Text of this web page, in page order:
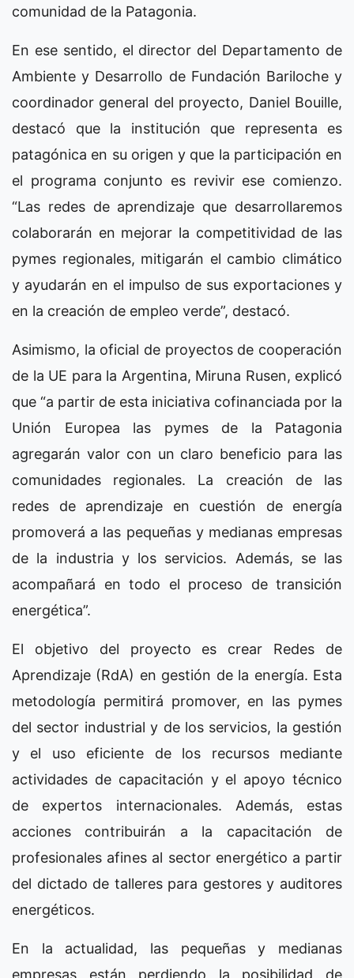
comunidad de la Patagonia.
En ese sentido, el director del Departamento de
Ambiente y Desarrollo de Fundación Bariloche y
coordinador general del proyecto, Daniel Bouille,
destacó que la institución que representa es
patagónica en su origen y que la participación en
el programa conjunto es revivir ese comienzo.
“Las redes de aprendizaje que desarrollaremos
colaborarán en mejorar la competitividad de las
pymes regionales, mitigarán el cambio climático
y ayudarán en el impulso de sus exportaciones y
en la creación de empleo verde”, destacó.
Asimismo, la oficial de proyectos de cooperación
de la UE para la Argentina, Miruna Rusen, explicó
que “a partir de esta iniciativa cofinanciada por la
Unión Europea las pymes de la Patagonia
agregarán valor con un claro beneficio para las
comunidades regionales. La creación de las
redes de aprendizaje en cuestión de energía
promoverá a las pequeñas y medianas empresas
de la industria y los servicios. Además, se las
acompañará en todo el proceso de transición
energética”.
El objetivo del proyecto es crear Redes de
Aprendizaje (RdA) en gestión de la energía. Esta
metodología permitirá promover, en las pymes
del sector industrial y de los servicios, la gestión
y el uso eficiente de los recursos mediante
actividades de capacitación y el apoyo técnico
de expertos internacionales. Además, estas
acciones contribuirán a la capacitación de
profesionales afines al sector energético a partir
del dictado de talleres para gestores y auditores
energéticos.
En la actualidad, las pequeñas y medianas